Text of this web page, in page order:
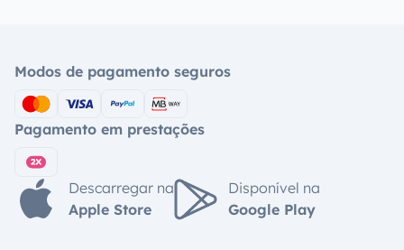
Modos de pagamento seguros
Pagamento em prestações
Descarregar na
Apple Store
Disponível na
Google Play